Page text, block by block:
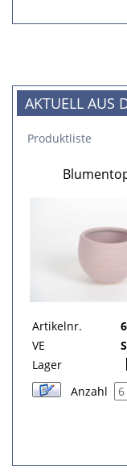
AKTUELL AUS
Produktliste
Artikelnr.
VE
Lager
Anzahl